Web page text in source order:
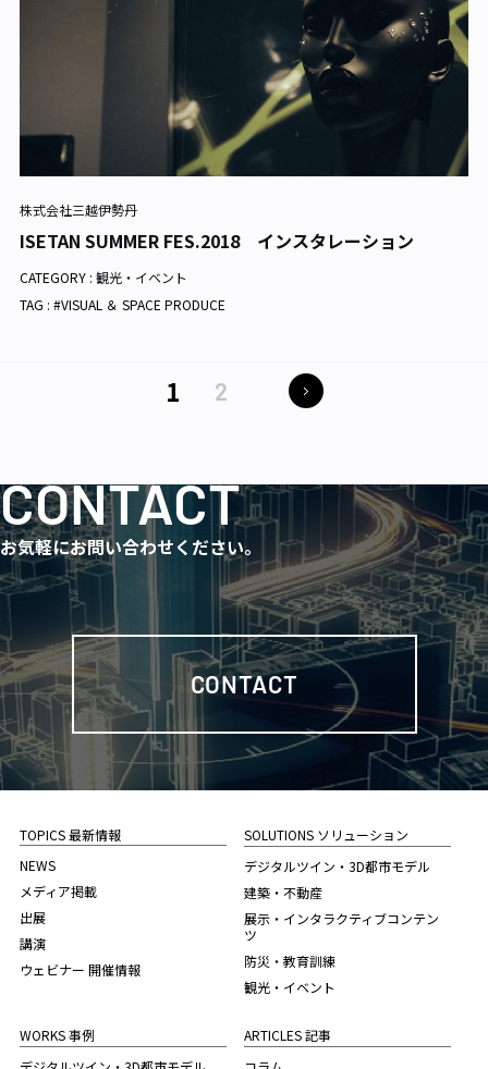
株式会社三越伊勢丹
ISETAN SUMMER FES.2018 インスタレーション
CATEGORY : 観光・イベント
TAG : #VISUAL ＆ SPACE PRODUCE
1 2
CONTACT
お気軽にお問い合わせください。
CONTACT
TOPICS 最新情報
NEWS
メディア掲載
出展
講演
ウェビナー 開催情報
WORKS 事例
SOLUTIONS ソリューション
デジタルツイン・3D都市モデル
建築・不動産
展示・インタラクティブコンテン
ツ
防災・教育訓練
観光・イベント
ARTICLES 記事